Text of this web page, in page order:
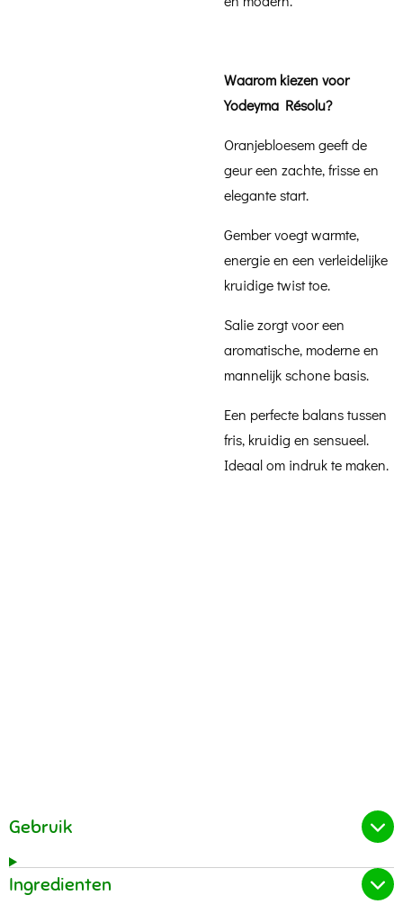
Waarom kiezen voor
Yodeyma Résolu?
Oranjebloesem geeft de
geur een zachte, frisse en
elegante start.
Gember voegt warmte,
energie en een verleidelijke
kruidige twist toe.
Salie zorgt voor een
aromatische, moderne en
mannelijk schone basis.
Een perfecte balans tussen
fris, kruidig en sensueel.
Ideaal om indruk te maken.
Gebruik
Ingredienten